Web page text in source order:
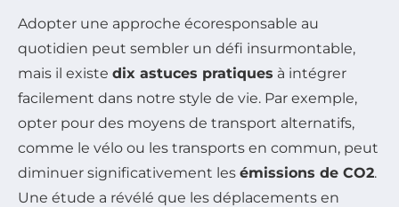
Adopter une approche écoresponsable au
quotidien peut sembler un défi insurmontable,
mais il existe dix astuces pratiques à intégrer
facilement dans notre style de vie. Par exemple,
opter pour des moyens de transport alternatifs,
comme le vélo ou les transports en commun, peut
diminuer significativement les émissions de CO2.
Une étude a révélé que les déplacements en